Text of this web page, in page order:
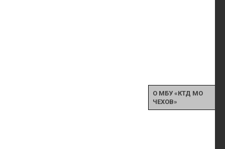
О МБУ «КТД МО
ЧЕХОВ»